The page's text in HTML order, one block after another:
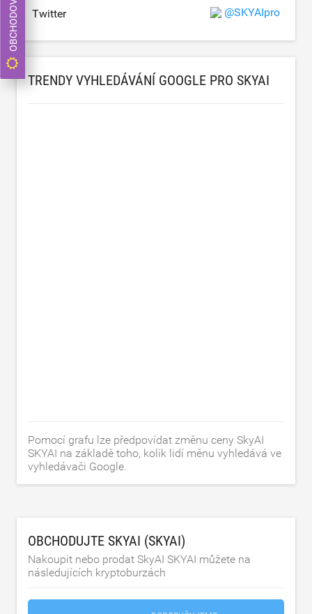
Twitter @SKYAIpro
TRENDY VYHLEDÁVÁNÍ GOOGLE PRO SKYAI
Pomocí grafu lze předpovídat změnu ceny SkyAI
SKYAI na základě toho, kolik lidí měnu vyhledává ve
vyhledávači Google.
OBCHODUJTE SKYAI (SKYAI)
Nakoupit nebo prodat SkyAI SKYAI můžete na
následujících kryptoburzách